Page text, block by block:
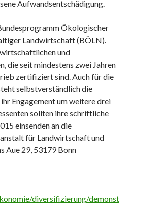
Aufwandsentschädigung.
Ökologischer
Landwirtschaft (BÖLN).
und
die seit mindestens zwei Jahren
zertifiziert sind. Auch für die
selbstverständlich die
Engagement um weitere drei
sollten ihre schriftliche
einsenden an die
für Landwirtschaft und
Aue 29, 53179 Bonn
diversifizierung/demonst